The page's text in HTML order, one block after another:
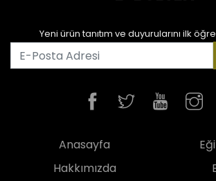
Yeni ürün tanıtım ve duyurularını ilk
Anasayfa
Hakkımızda